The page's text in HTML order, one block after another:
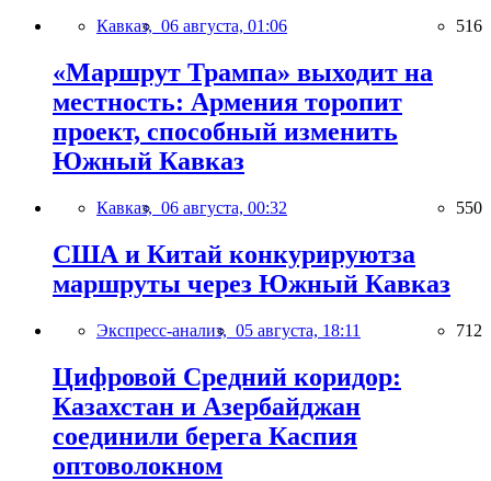
Кавказ, 06 августа, 01:06 516
«Маршрут Трампа» выходит на
местность: Армения торопит
проект, способный изменить
Южный Кавказ
Кавказ, 06 августа, 00:32 550
США и Китай конкурируютза
маршруты через Южный Кавказ
Экспресс-анализ, 05 августа, 18:11 712
Цифровой Средний коридор:
Казахстан и Азербайджан
соединили берега Каспия
оптоволокном